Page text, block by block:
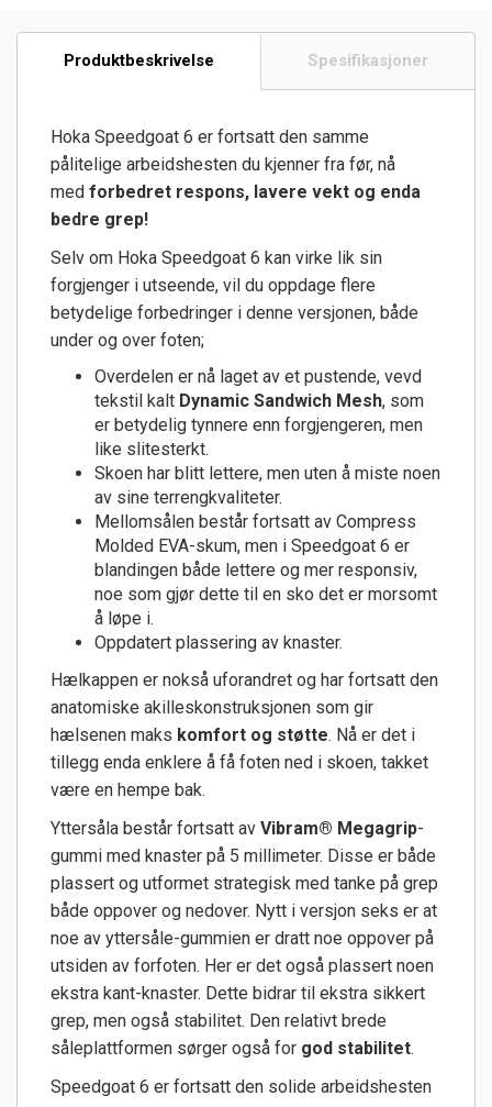
Produktbeskrivelse Spesifikasjoner
Hoka Speedgoat 6 er fortsatt den samme
pålitelige arbeidshesten du kjenner fra før, nå
med forbedret respons, lavere vekt og enda
bedre grep!
Selv om Hoka Speedgoat 6 kan virke lik sin
forgjenger i utseende, vil du oppdage flere
betydelige forbedringer i denne versjonen, både
under og over foten;
Overdelen er nå laget av et pustende, vevd
tekstil kalt Dynamic Sandwich Mesh, som
er betydelig tynnere enn forgjengeren, men
like slitesterkt.
Skoen har blitt lettere, men uten å miste noen
av sine terrengkvaliteter.
Mellomsålen består fortsatt av Compress
Molded EVA-skum, men i Speedgoat 6 er
blandingen både lettere og mer responsiv,
noe som gjør dette til en sko det er morsomt
å løpe i.
Oppdatert plassering av knaster.
Hælkappen er nokså uforandret og har fortsatt den
anatomiske akilleskonstruksjonen som gir
hælsenen maks komfort og støtte. Nå er det i
tillegg enda enklere å få foten ned i skoen, takket
være en hempe bak.
Yttersåla består fortsatt av Vibram® Megagrip-
gummi med knaster på 5 millimeter. Disse er både
plassert og utformet strategisk med tanke på grep
både oppover og nedover. Nytt i versjon seks er at
noe av yttersåle-gummien er dratt noe oppover på
utsiden av forfoten. Her er det også plassert noen
ekstra kant-knaster. Dette bidrar til ekstra sikkert
grep, men også stabilitet. Den relativt brede
såleplattformen sørger også for god stabilitet.
Speedgoat 6 er fortsatt den solide arbeidshesten